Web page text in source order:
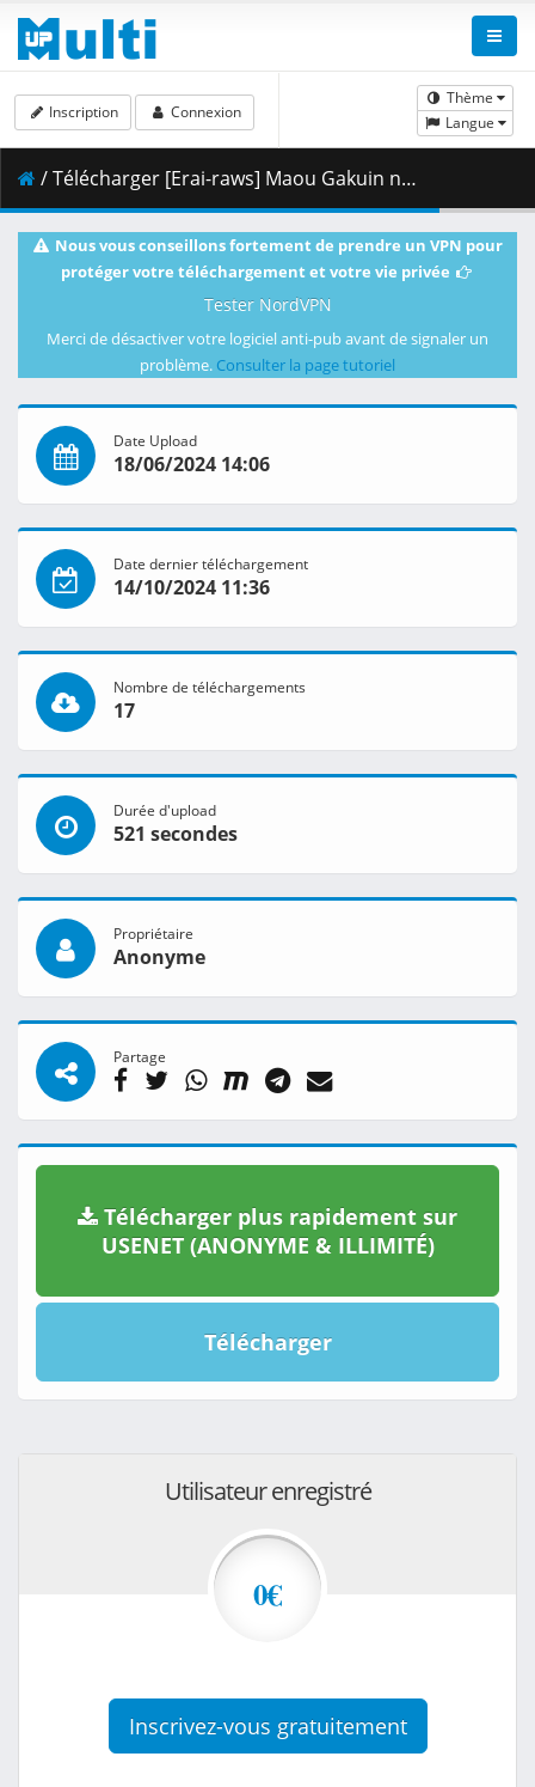
Thème
Langue
Inscription Connexion
/ Télécharger [Erai-raws] Maou Gakuin no Futekigousha II - 04 [1080p][HEVC][3A731C1C].mkv.001 ( 307.17 MB )
Nous vous conseillons fortement de prendre un VPN pour
protéger votre téléchargement et votre vie privée
Tester NordVPN
Merci de désactiver votre logiciel anti-pub avant de signaler un
problème. Consulter la page tutoriel
Date Upload
18/06/2024 14:06
Date dernier téléchargement
14/10/2024 11:36
Nombre de téléchargements
17
Durée d'upload
521 secondes
Propriétaire
Anonyme
Partage
Télécharger plus rapidement sur
USENET (ANONYME & ILLIMITÉ)
Télécharger
Utilisateur enregistré
0€
Inscrivez-vous gratuitement